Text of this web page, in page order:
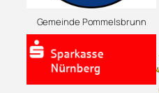
Gemeinde Pommelsbrunn